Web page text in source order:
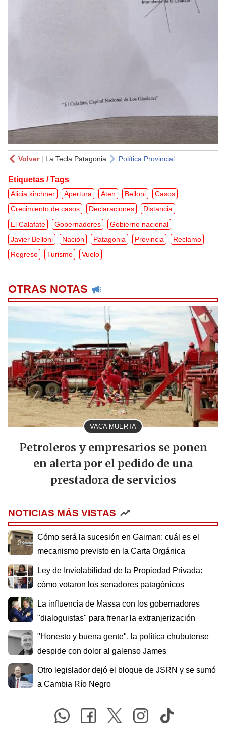
Volver| La Tecla Patagonia Política Provincial
Etiquetas / Tags
Alicia kirchner Apertura Aten Belloni
Casos
Crecimiento de casos
Declaraciones
Distancia
El Calafate
Gobernadores
Gobierno nacional
Javier Belloni
Nación Patagonia Provincia
Reclamo
Regreso
Turismo Vuelo
OTRAS NOTAS
VACA MUERTA
Petroleros y empresarios se ponen
en alerta por el pedido de una
prestadora de servicios
NOTICIAS MÁS VISTAS
Cómo será la sucesión en Gaiman: cuál es el
mecanismo previsto en la Carta Orgánica
Ley de Inviolabilidad de la Propiedad Privada:
cómo votaron los senadores patagónicos
La influencia de Massa con los gobernadores
"dialoguistas" para frenar la extranjerización
"Honesto y buena gente", la política chubutense
despide con dolor al galenso James
Otro legislador dejó el bloque de JSRN y se sumó
a Cambia Río Negro